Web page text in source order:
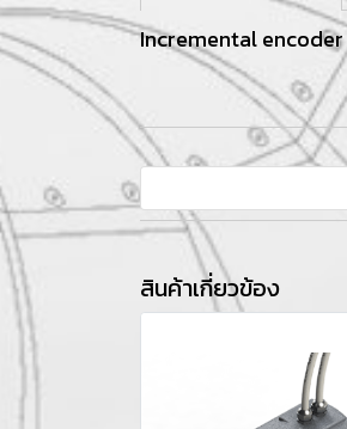
Incremental
สินค้าเกี่ยวข้อง